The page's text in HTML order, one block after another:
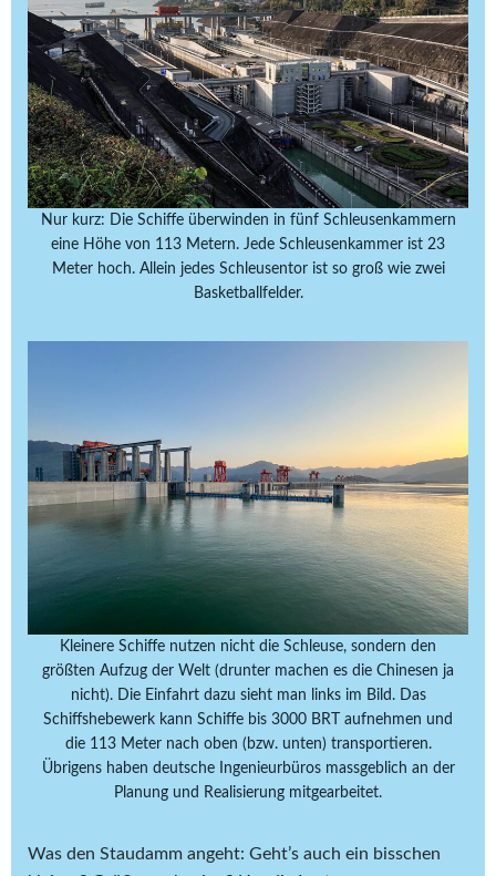
Nur kurz: Die Schiffe überwinden in fünf Schleusenkammern
eine Höhe von 113 Metern. Jede Schleusenkammer ist 23
Meter hoch. Allein jedes Schleusentor ist so groß wie zwei
Basketballfelder.
Kleinere Schiffe nutzen nicht die Schleuse, sondern den
größten Aufzug der Welt (drunter machen es die Chinesen ja
nicht). Die Einfahrt dazu sieht man links im Bild. Das
Schiffshebewerk kann Schiffe bis 3000 BRT aufnehmen und
die 113 Meter nach oben (bzw. unten) transportieren.
Übrigens haben deutsche Ingenieurbüros massgeblich an der
Planung und Realisierung mitgearbeitet.
Was den Staudamm angeht: Geht’s auch ein bisschen